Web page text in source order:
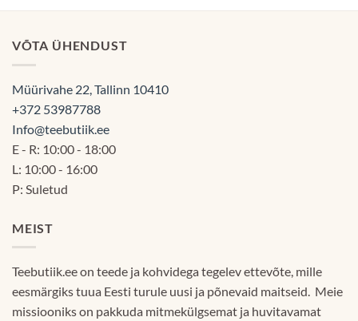
60.00€
VÕTA ÜHENDUST
Müürivahe 22, Tallinn 10410
+372 53987788
Info@teebutiik.ee
E - R: 10:00 - 18:00
L: 10:00 - 16:00
P: Suletud
MEIST
Teebutiik.ee on teede ja kohvidega tegelev ettevõte, mille
eesmärgiks tuua Eesti turule uusi ja põnevaid maitseid. Meie
missiooniks on pakkuda mitmekülgsemat ja huvitavamat